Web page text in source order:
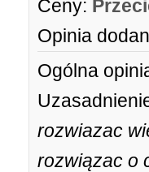
Ceny:
Opinia
Ogólna
rozwiazac
rozwiązac o